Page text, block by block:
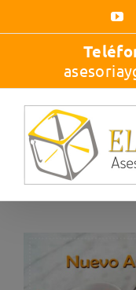
contenido
imagen